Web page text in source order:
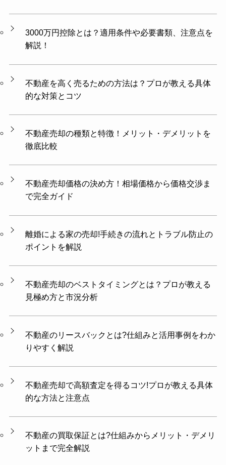
3000万円控除とは？適用条件や必要書類、注意点を
解説！
不動産を高く売るための方法は？プロが教える具体
的な対策とコツ
不動産売却の種類と特徴！メリット・デメリットを
徹底比較
不動産売却価格の決め方！相場価格から価格交渉ま
で完全ガイド
離婚による家の売却!手続きの流れとトラブル防止の
ポイントを解説
不動産売却のベストタイミングとは？プロが教える
見極め方と市況分析
不動産のリースバックとは?仕組みと活用事例をわか
りやすく解説
不動産売却で高額査定を得るコツ!プロが教える具体
的な方法と注意点
不動産の買取保証とは?仕組みからメリット・デメリ
ットまで完全解説